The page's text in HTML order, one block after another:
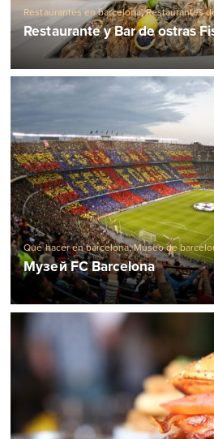
Restaurantes en barcelona,Restaurantes
Restaurante y Bar de ostras
Qué hacer en barcelona,Museo de
Музей FC Barcelona